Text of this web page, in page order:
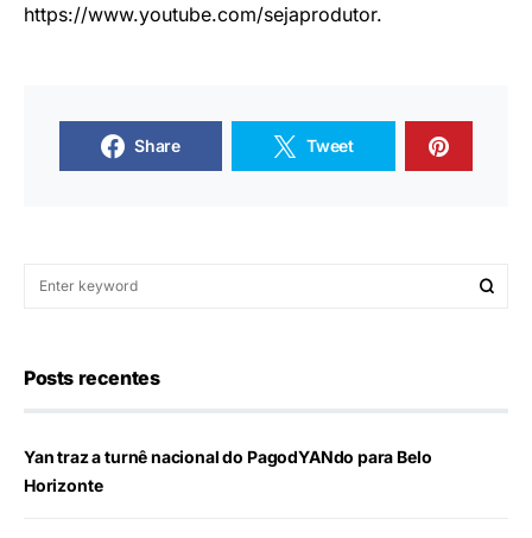
https://www.youtube.com/sejaprodutor.
Share Tweet
Posts recentes
Yan traz a turnê nacional do PagodYANdo para Belo
Horizonte